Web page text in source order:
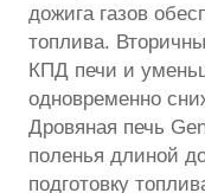
дожига газов
топлива.
КПД печи и
одновременно
Дровяная печь
поленья длиной
подготовку